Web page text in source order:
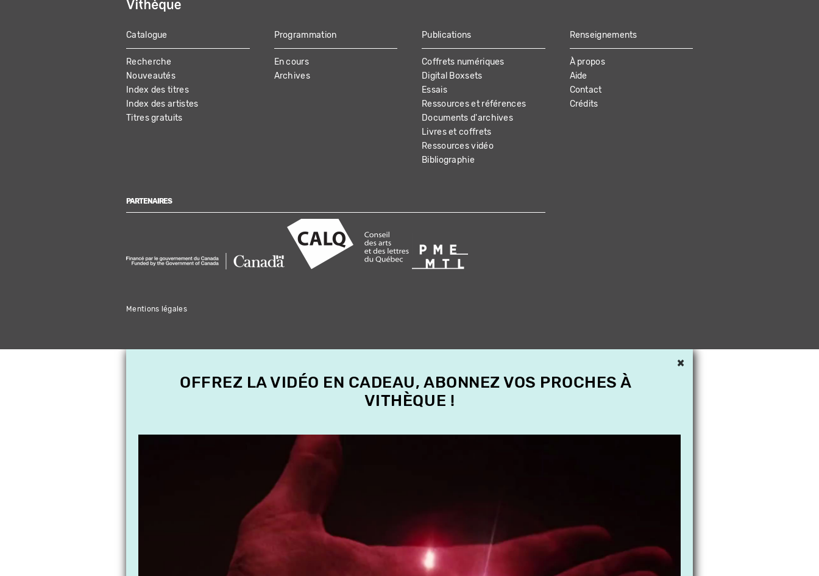
MAIN
NAVIGATION
Catalogue
Recherche
Nouveautés
Index des titres
Index des artistes
Titres gratuits
Programmation
En cours
Archives
Publications
Coffrets numériques
Digital Boxsets
Essais
Ressources et références
Documents d'archives
Livres et coffrets
Ressources vidéo
Bibliographie
Renseignements
À propos
Aide
Contact
Crédits
PARTENAIRES
Mentions légales
×
OFFREZ LA VIDÉO EN CADEAU, ABONNEZ VOS PROCHES À
VITHÈQUE !